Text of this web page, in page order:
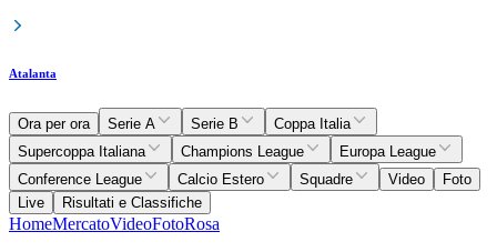
Atalanta
Ora per ora Serie A Serie B
Coppa Italia
Supercoppa Italiana
Champions League
Europa League
Conference League
Calcio Estero Squadre Video
Foto
Live
Risultati e Classifiche
HomeMercatoVideoFotoRosa